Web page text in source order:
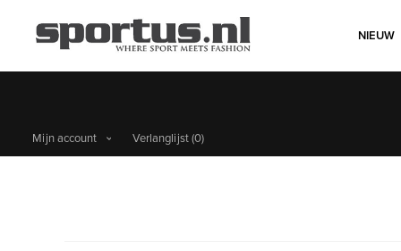
NIEUW
Mijn account Verlanglijst(0)